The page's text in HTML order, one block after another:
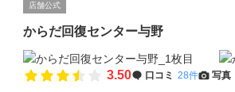
店舗公式
からだ回復センター与野
3.50 口コミ 28件 写真